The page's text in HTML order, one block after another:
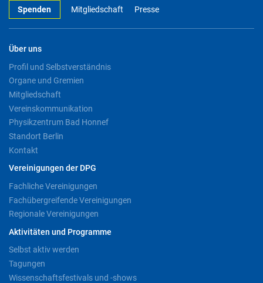
Spenden Mitgliedschaft Presse
Über uns
Profil und Selbstverständnis
Organe und Gremien
Mitgliedschaft
Vereinskommunikation
Physikzentrum Bad Honnef
Standort Berlin
Kontakt
Vereinigungen der DPG
Fachliche Vereinigungen
Fachübergreifende Vereinigungen
Regionale Vereinigungen
Aktivitäten und Programme
Selbst aktiv werden
Tagungen
Wissenschaftsfestivals und -shows